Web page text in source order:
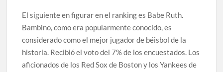
El siguiente en figurar en el ranking es Babe Ruth.
Bambino, como era popularmente conocido, es
considerado como el mejor jugador de béisbol de la
historia. Recibió el voto del 7% de los encuestados. Los
aficionados de los Red Sox de Boston y los Yankees de